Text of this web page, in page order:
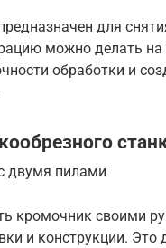
для
можно делать
обработки и
двумя пилами
кромочник своими
и конструкции.